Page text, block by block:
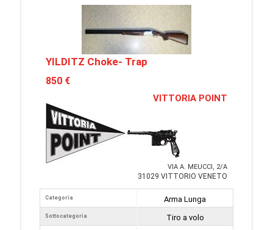
YILDITZ Choke- Trap
850 €
VITTORIA POINT
VIA A. MEUCCI, 2/A
31029 VITTORIO VENETO
Categoria
Sottocategoria
Arma Lunga
Tiro a volo